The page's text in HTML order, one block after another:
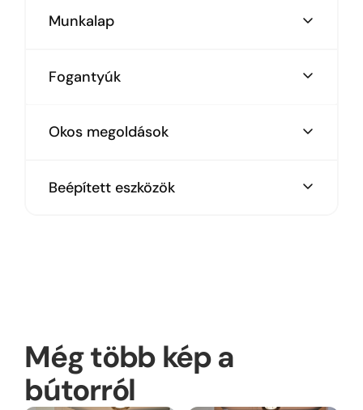
Munkalap
Fogantyúk
elemek fogantyú nélküliek
Okos megoldások
Beépített eszközök
Még több kép a
bútorról